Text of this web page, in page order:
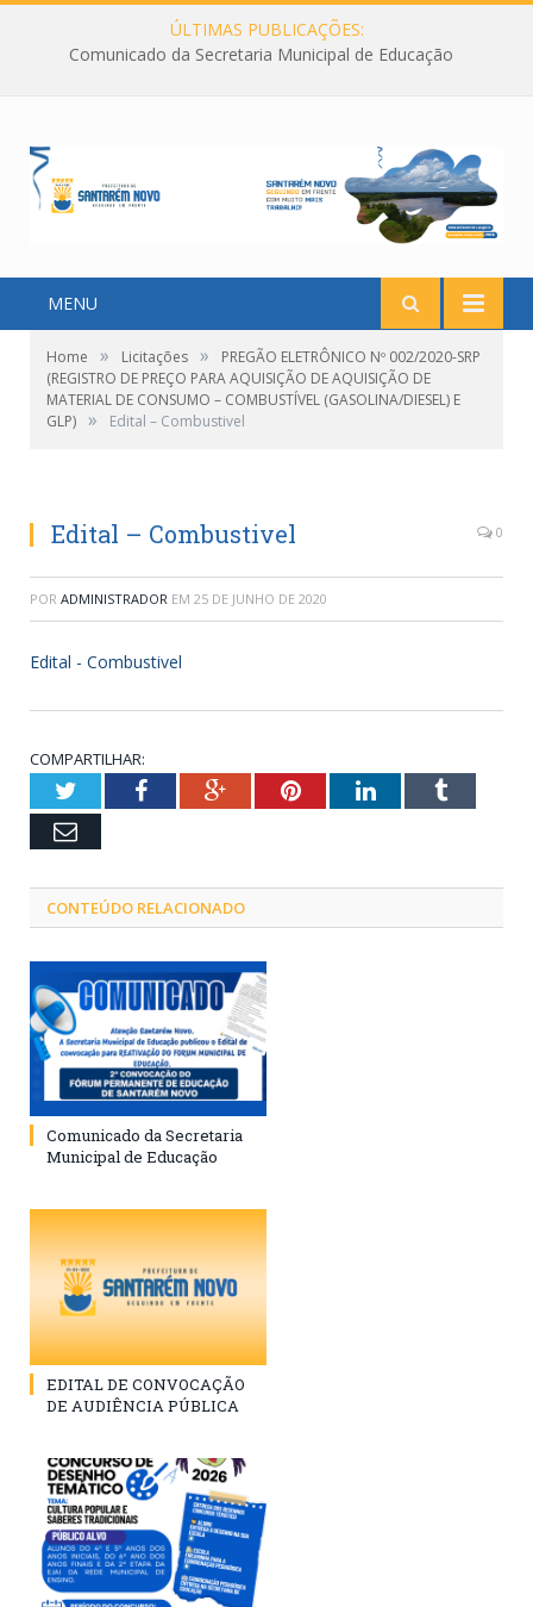
ÚLTIMAS PUBLICAÇÕES:
Comunicado da Secretaria Municipal de Educação
MENU
Home » Licitações »
PREGÃO ELETRÔNICO Nº 002/2020-SRP
(REGISTRO DE PREÇO PARA AQUISIÇÃO DE AQUISIÇÃO DE
MATERIAL DE CONSUMO – COMBUSTÍVEL (GASOLINA/DIESEL) E
GLP) » Edital – Combustivel
Edital – Combustivel 0
POR ADMINISTRADOR EM 25 DE JUNHO DE 2020
Edital - Combustivel
COMPARTILHAR:
TwitterFacebookGoogle+PinterestLinkedInTumblr
Email
CONTEÚDO RELACIONADO
Comunicado da Secretaria
Municipal de Educação
EDITAL DE CONVOCAÇÃO
DE AUDIÊNCIA PÚBLICA